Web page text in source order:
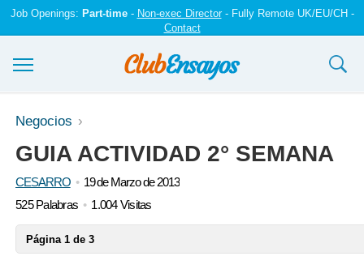
Job Openings: Part-time- Non-exec Director- Fully Remote UK/EU/CH -
Contact
Ensayos y trabajos
Registrarse
Iniciar sesión
Negocios
GUIA ACTIVIDAD 2° SEMANA
CESARRO
19 de Marzo de 2013
525 Palabras
1.004 Visitas
Página 1 de 3